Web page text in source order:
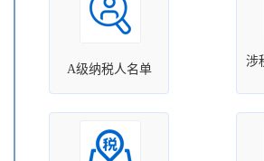
A级纳税人名单
涉